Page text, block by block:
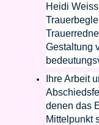
Heidi
Gestaltung
Ihre Arbeit
denen das
Mittelpunkt